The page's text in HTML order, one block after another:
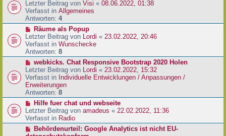
g
e
i
t
a
g
e
u
e
r
B
e
i
t
a
g
Letzter Beitrag von Visi « 08.06.2022, 01:38
Verfasst in Allgemeines
Antworten: 4
N
e
u
e
r
B
e
i
t
r
a
g
Räume als Popup
Letzter Beitrag von Lordi « 23.02.2022, 20:46
Verfasst in Wunschecke
Antworten: 8
N
e
u
e
r
B
e
i
t
webkicks. Chat Responsive Bootstrap 2020 Holen
Letzter Beitrag von Lordi « 23.02.2022, 15:32
Verfasst in Individuelle Entwicklungen / Anpassungen /
Erweiterungen
Antworten: 8
N
e
u
e
Hilfe fuer chat und webseite
Letzter Beitrag von amadeus « 22.02.2022, 11:36
Verfasst in Radio
NBehördenurteil: Google Analytics ist nicht EU-